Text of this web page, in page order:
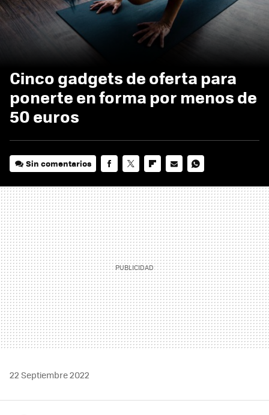
Cinco gadgets de oferta para
ponerte en forma por menos de
50 euros
Sin comentarios
MAIL
22 Septiembre 2022